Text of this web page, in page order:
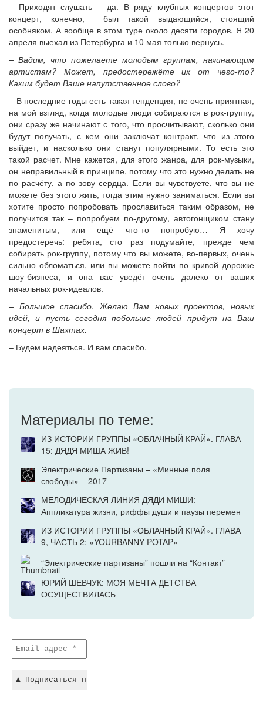
– Приходят слушать – да. В ряду клубных концертов этот
концерт, конечно, был такой выдающийся, стоящий
особняком. А вообще в этом туре около десяти городов. Я 20
апреля выехал из Петербурга и 10 мая только вернусь.
– Вадим, что пожелаете молодым группам, начинающим
артистам? Может, предостережёте их от чего-то?
Каким будет Ваше напутственное слово?
– В последние годы есть такая тенденция, не очень приятная,
на мой взгляд, когда молодые люди собираются в рок-группу,
они сразу же начинают с того, что просчитывают, сколько они
будут получать, с кем они заключат контракт, что из этого
выйдет, и насколько они станут популярными. То есть это
такой расчет. Мне кажется, для этого жанра, для рок-музыки,
он неправильный в принципе, потому что это нужно делать не
по расчёту, а по зову сердца. Если вы чувствуете, что вы не
можете без этого жить, тогда этим нужно заниматься. Если вы
хотите просто попробовать прославиться таким образом, не
получится так – попробуем по-другому, автогонщиком стану
знаменитым, или ещё что-то попробую… Я хочу
предостеречь: ребята, сто раз подумайте, прежде чем
собирать рок-группу, потому что вы можете, во-первых, очень
сильно обломаться, или вы можете пойти по кривой дорожке
шоу-бизнеса, и она вас уведёт очень далеко от ваших
начальных рок-идеалов.
– Большое спасибо. Желаю Вам новых проектов, новых
идей, и пусть сегодня побольше людей придут на Ваш
концерт в Шахтах.
– Будем надеяться. И вам спасибо.
Материалы по теме:
ИЗ ИСТОРИИ ГРУППЫ «ОБЛАЧНЫЙ КРАЙ». ГЛАВА
15: ДЯДЯ МИША ЖИВ!
Электрические Партизаны – «Минные поля
свободы» – 2017
МЕЛОДИЧЕСКАЯ ЛИНИЯ ДЯДИ МИШИ:
Аппликатура жизни, риффы души и паузы перемен
ИЗ ИСТОРИИ ГРУППЫ «ОБЛАЧНЫЙ КРАЙ». ГЛАВА
9, ЧАСТЬ 2: «YOURBANNY POTAP»
“Электрические партизаны” пошли на “Контакт”
ЮРИЙ ШЕВЧУК: МОЯ МЕЧТА ДЕТСТВА
ОСУЩЕСТВИЛАСЬ